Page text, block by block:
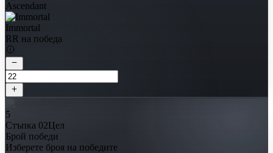
Ascendant
Immortal
RR на победа
5
Стъпка 02Цел
Брой победи
Изберете броя на победите